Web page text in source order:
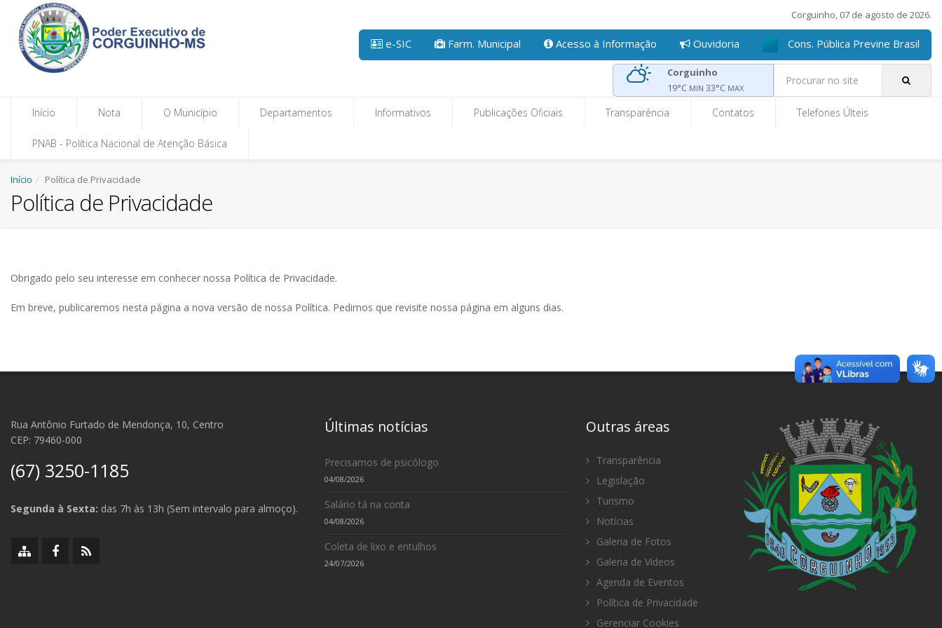
Corguinho, 07 de agosto de 2026.
e-SIC Farm. Municipal Acesso à Informação Ouvidoria Cons. Pública Previne Brasil
Corguinho
19°C MIN 33°C MAX
Início Nota O Município Departamentos Informativos Publicações Oficiais Transparência Contatos Telefones Últeis
PNAB - Política Nacional de Atenção Básica
Início Política de Privacidade
Política de Privacidade
Obrigado pelo seu interesse em conhecer nossa Política de Privacidade.
Em breve, publicaremos nesta página a nova versão de nossa Política. Pedimos que revisite nossa página em alguns dias.
Rua Antônio Furtado de Mendonça, 10, Centro
CEP: 79460-000
(67) 3250-1185
Segunda à Sexta: das 7h às 13h (Sem intervalo para almoço).
MapaFacebook
RSS
Últimas notícias
Precisamos de psicólogo
04/08/2026
Salário tá na conta
04/08/2026
Coleta de lixo e entulhos
24/07/2026
Outras áreas
Transparência
Legislação
Turismo
Notícias
Galeria de Fotos
Galeria de Vídeos
Agenda de Eventos
Política de Privacidade
Gerenciar Cookies